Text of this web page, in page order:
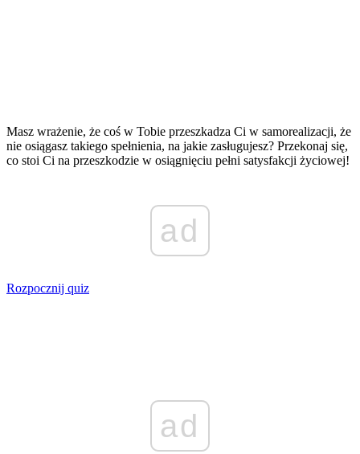
Masz wrażenie, że coś w Tobie przeszkadza Ci w samorealizacji, że
nie osiągasz takiego spełnienia, na jakie zasługujesz? Przekonaj się,
co stoi Ci na przeszkodzie w osiągnięciu pełni satysfakcji życiowej!
ad
Rozpocznij quiz
ad